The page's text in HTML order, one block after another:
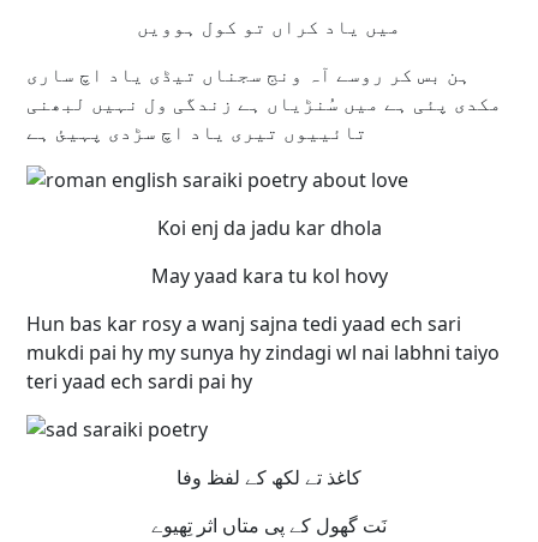
میں یاد کراں تو کول ہوویں
ہن بس کر روسے آہ ونج سجناں تیڈی یاد اچ ساری
مکدی پئی ہے میں سُنڑیاں ہے زندگی ول نہیں لبھنی
تائییوں تیری یاد اچ سڑدی پہیئ ہے
Koi enj da jadu kar dhola
May yaad kara tu kol hovy
Hun bas kar rosy a wanj sajna tedi yaad ech sari
mukdi pai hy my sunya hy zindagi wl nai labhni taiyo
teri yaad ech sardi pai hy
کاغذ تے لکھ کے لفظ وفا
نَت گھول کے پی متاں اثر تِھیوے